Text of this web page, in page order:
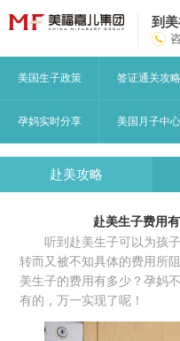
到
美国生子政策 签证通关攻略
孕妈实时分享 美国月子中心
赴美攻略
赴美生子费用
听到赴美生子可以为孩
转而又被不知具体的费用所
美生子的费用有多少？孕妈
有的，万一实现了呢！